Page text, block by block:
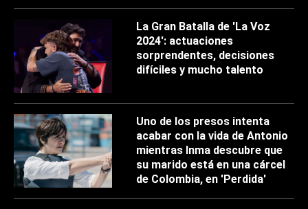
La Gran Batalla de 'La Voz
2024': actuaciones
sorprendentes, decisiones
difíciles y mucho talento
Uno de los presos intenta
acabar con la vida de Antonio
mientras Inma descubre que
su marido está en una cárcel
de Colombia, en 'Perdida'